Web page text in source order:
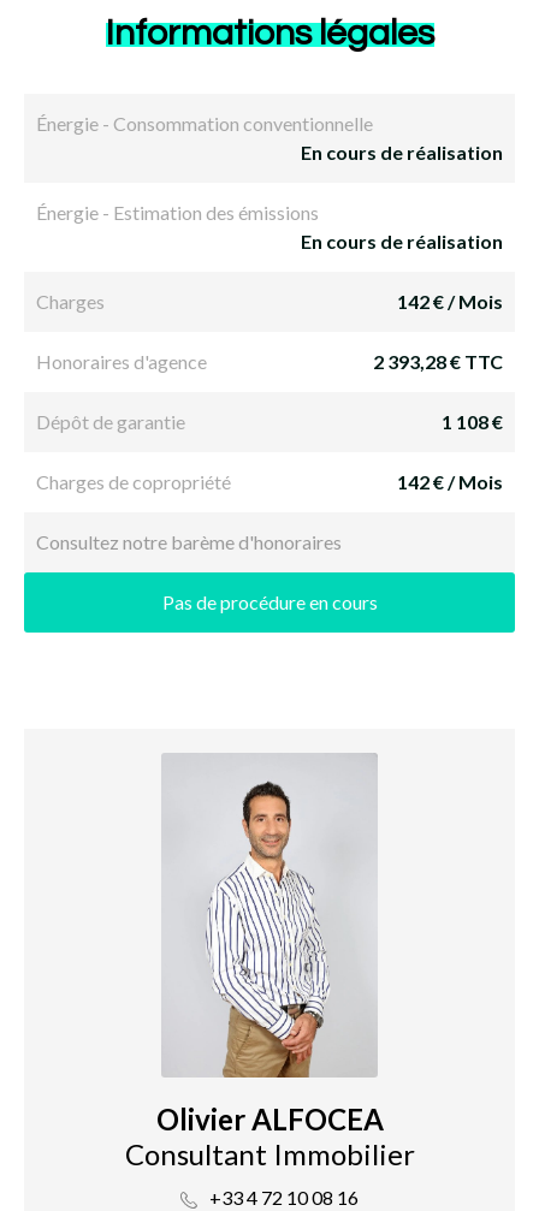
Informations légales
Énergie - Consommation conventionnelle
En cours de réalisation
Énergie - Estimation des émissions
En cours de réalisation
Charges 142 € / Mois
Honoraires d'agence 2 393,28 € TTC
Dépôt de garantie 1 108 €
Charges de copropriété 142 € / Mois
Consultez notre barème d'honoraires
Pas de procédure en cours
Olivier ALFOCEA
Consultant Immobilier
+33 4 72 10 08 16